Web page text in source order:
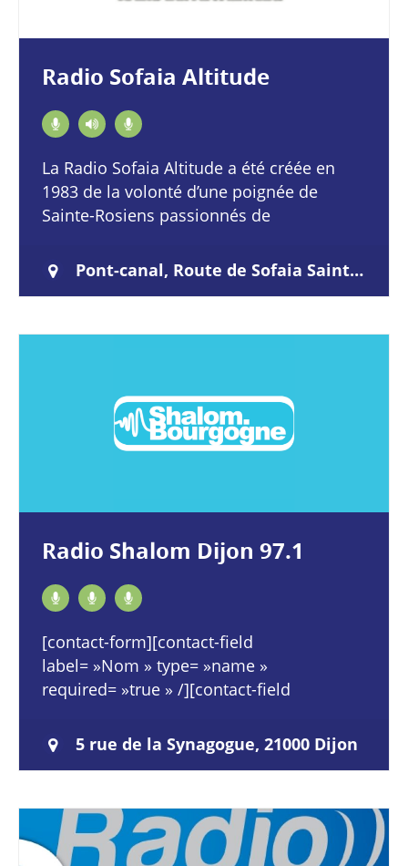
Radio Sofaia Altitude
La Radio Sofaia Altitude a été créée en
1983 de la volonté d’une poignée de
Sainte-Rosiens passionnés de
d’une mission. Ces jeunes de l’époque…
Pont-canal, Route de Sofaia Sainte-rose 97115
Radio Shalom Dijon 97.1
[contact-form][contact-field
label= »Nom » type= »name »
required= »true » /][contact-field
required= »true » /][contact-field
label= »Site web »…
5 rue de la Synagogue, 21000 Dijon